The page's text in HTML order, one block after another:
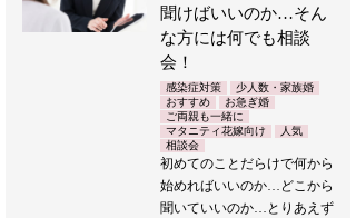
聞けばいいのか…そん
な方には何でも相談
会！
感染症対策
少人数・家族婚
おすすめ
お急ぎ婚
ご両親も一緒に
マタニティ花嫁向け
人気
相談会
初めてのことだらけで何から
始めればいいのか…どこから
聞いていいのか…とりあえず